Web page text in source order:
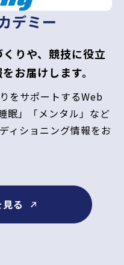
デミー
りや、競技に役立
お届けします。
をサポートするWeb
眠」「メンタル」など
ィショニング情報をお
る